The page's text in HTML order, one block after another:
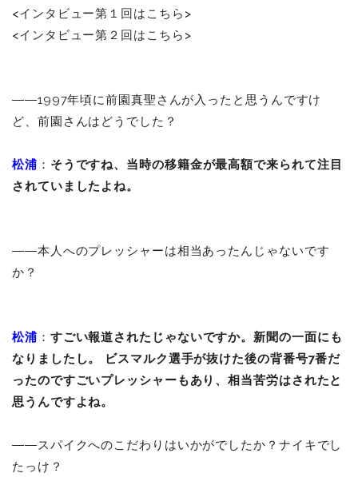
<インタビュー第１回はこちら>
<インタビュー第２回はこちら>
――1997年頃に前園真聖さんが入ったと思うんですけ
ど、前園さんはどうでした？
松浦 ： そうですね、当時の移籍金が最高額で来られて注目
されていましたよね。
――本人へのプレッシャーは相当あったんじゃないです
か？
松浦 ： すごい報道されたじゃないですか。新聞の一面にも
なりましたし。 ビスマルク選手が抜けた後の背番号7番だ
ったのですごいプレッシャーもあり、相当苦労はされたと
思うんですよね。
――スパイクへのこだわりはいかがでしたか？ナイキでし
たっけ？